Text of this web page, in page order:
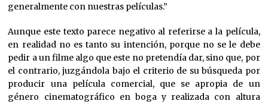
generalmente con nuestras películas.”
Aunque este texto parece negativo al referirse a la película,
en realidad no es tanto su intención, porque no se le debe
pedir a un filme algo que este no pretendía dar, sino que, por
el contrario, juzgándola bajo el criterio de su búsqueda por
producir una película comercial, que se apropia de un
género cinematográfico en boga y realizada con altura